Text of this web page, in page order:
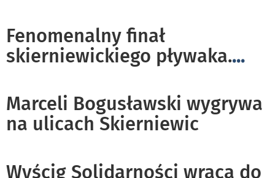
Fenomenalny finał
skierniewickiego pływaka....
Marceli Bogusławski wygrywa
na ulicach Skierniewic
Wyścig Solidarności wraca do